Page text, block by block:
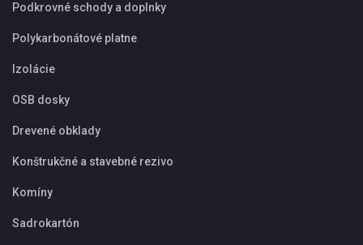
Podkrovné schody a doplnky
Polykarbonátové platne
Izolácie
OSB dosky
Drevené obklady
Konštrukčné a stavebné rezivo
Komíny
Sadrokartón